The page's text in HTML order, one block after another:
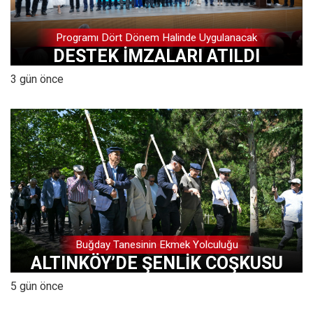
Programı Dört Dönem Halinde Uygulanacak
DESTEK İMZALARI ATILDI
3 gün önce
Buğday Tanesinin Ekmek Yolculuğu
ALTINKÖY’DE ŞENLİK COŞKUSU
5 gün önce